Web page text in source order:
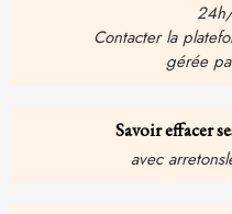
Contacter la
gérée
Savoir effacer
avec